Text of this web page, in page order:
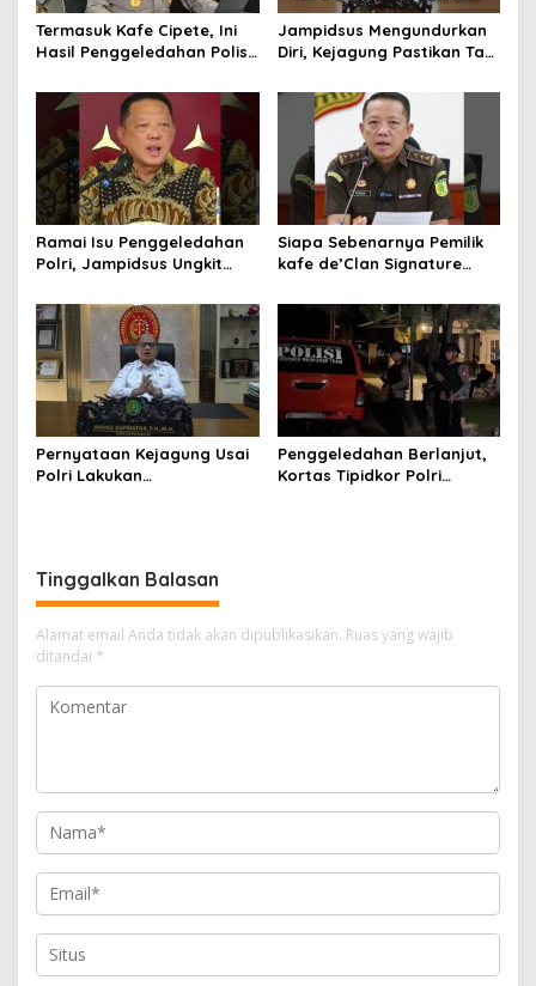
Termasuk Kafe Cipete, Ini
Hasil Penggeledahan Polisi
Jampidsus Mengundurkan
Diri, Kejagung Pastikan Tak
Hukum di Gedung Bundar
Ramai Isu Penggeledahan
Polri, Jampidsus Ungkit
Kejagung RI
Siapa Sebenarnya Pemilik
kafe de’Clan Signature
Nama Jampidsus
Mendadak Jadi Sorotan
Pernyataan Kejagung Usai
Polri Lakukan
Penggeledahan Berlanjut,
Kortas Tipidkor Polri
Tinggalkan Balasan
Alamat email Anda tidak akan dipublikasikan. Ruas yang wajib
ditandai *